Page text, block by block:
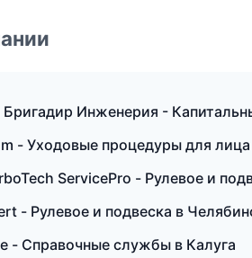
Инженерия -
- Уходовые процедуры для
ServicePro - Рулевое и
- Рулевое и подвеска в
- Справочные службы в Калуга